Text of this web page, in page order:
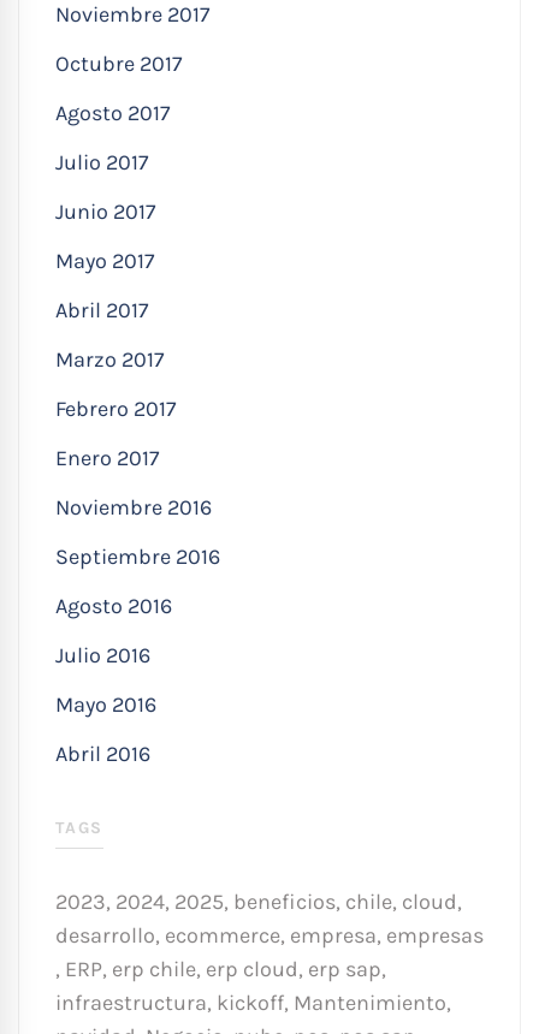
Noviembre 2017
Octubre 2017
Agosto 2017
Julio 2017
Junio 2017
Mayo 2017
Abril 2017
Marzo 2017
Febrero 2017
Enero 2017
Noviembre 2016
Septiembre 2016
Agosto 2016
Julio 2016
Mayo 2016
Abril 2016
TAGS
2023, 2024, 2025, beneficios, chile, cloud,
desarrollo, ecommerce, empresa, empresas
, ERP, erp chile, erp cloud, erp sap,
infraestructura, kickoff, Mantenimiento,